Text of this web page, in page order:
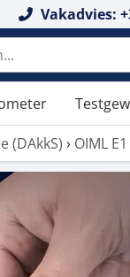
Vakadvies:
(DAkkS) › OIML E1